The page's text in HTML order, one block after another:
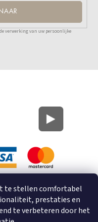
te stellen comfortabel
prestaties en
te verbeteren door het
verwerking van uw persoonlijke
cookies